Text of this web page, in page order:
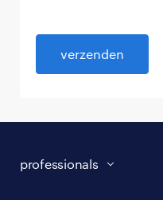
verzenden
professionals